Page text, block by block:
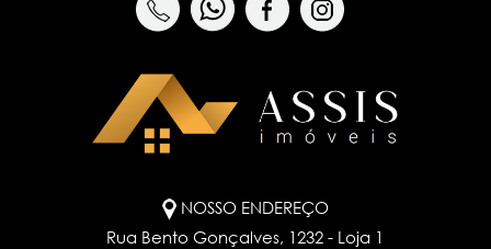
NOSSO ENDEREÇO
Rua Bento Gonçalves, 1232 - Loja 1